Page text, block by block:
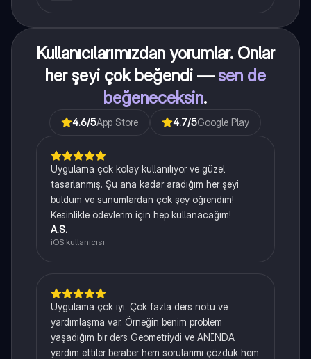
Kullanıcılarımızdan yorumlar. Onlar
her şeyi çok beğendi — sen de
beğeneceksin.
4.6/5App Store 4.7/5Google Play
Uygulama çok kolay kullanılıyor ve güzel
tasarlanmış. Şu ana kadar aradığım her şeyi
buldum ve sunumlardan çok şey öğrendim!
Kesinlikle ödevlerim için hep kullanacağım!
A.S.
iOS kullanıcısı
Uygulama çok iyi. Çok fazla ders notu ve
yardımlaşma var. Örneğin benim problem
yaşadığım bir ders Geometriydi ve ANINDA
yardım ettiler beraber hem sorularımı çözdük hem